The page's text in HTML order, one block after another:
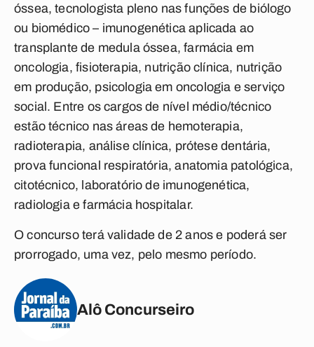
óssea, tecnologista pleno nas funções de biólogo
ou biomédico – imunogenética aplicada ao
transplante de medula óssea, farmácia em
oncologia, fisioterapia, nutrição clínica, nutrição
em produção, psicologia em oncologia e serviço
social. Entre os cargos de nível médio/técnico
estão técnico nas áreas de hemoterapia,
radioterapia, análise clínica, prótese dentária,
prova funcional respiratória, anatomia patológica,
citotécnico, laboratório de imunogenética,
radiologia e farmácia hospitalar.
O concurso terá validade de 2 anos e poderá ser
prorrogado, uma vez, pelo mesmo período.
Alô Concurseiro